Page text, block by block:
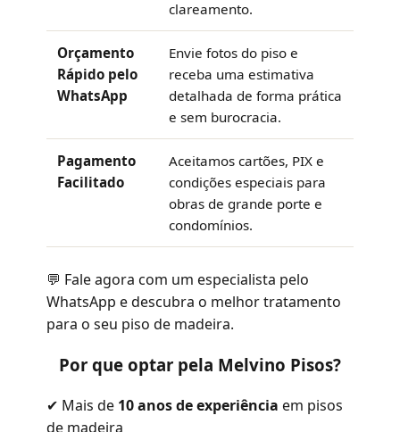
clareamento.
Orçamento
Rápido pelo
WhatsApp
Envie fotos do piso e
receba uma estimativa
detalhada de forma prática
e sem burocracia.
Pagamento
Facilitado
Aceitamos cartões, PIX e
condições especiais para
obras de grande porte e
condomínios.
💬 Fale agora com um especialista pelo
WhatsApp e descubra o melhor tratamento
para o seu piso de madeira.
Por que optar pela Melvino Pisos?
✔ Mais de 10 anos de experiência em pisos
de madeira